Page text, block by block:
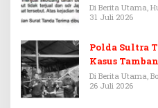
Di Berita Utama,
31 Juli 2026
Polda Sultra
Kasus
Di Berita Utama,
26 Juli 2026